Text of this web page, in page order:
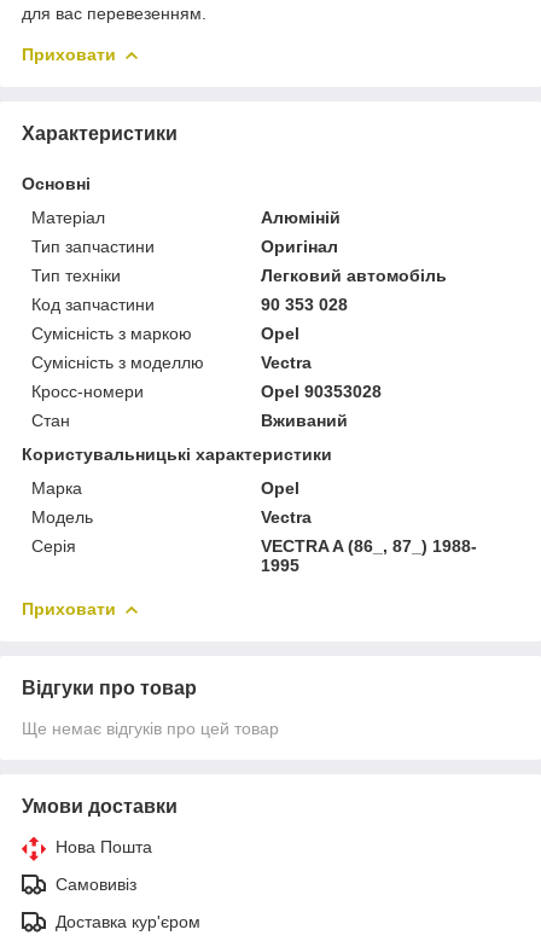
для вас перевезенням.
Приховати
Характеристики
Основні
Матеріал
Алюміній
Тип запчастини
Оригінал
Тип техніки
Легковий автомобіль
Код запчастини
90 353 028
Сумісність з маркою
Opel
Сумісність з моделлю
Vectra
Кросс-номери
Opel 90353028
Стан
Вживаний
Користувальницькі характеристики
Марка
Opel
Модель
Vectra
Серія
VECTRA A (86_, 87_) 1988-
1995
Приховати
Відгуки про товар
Ще немає відгуків про цей товар
Умови доставки
Нова Пошта
Самовивіз
Доставка кур'єром